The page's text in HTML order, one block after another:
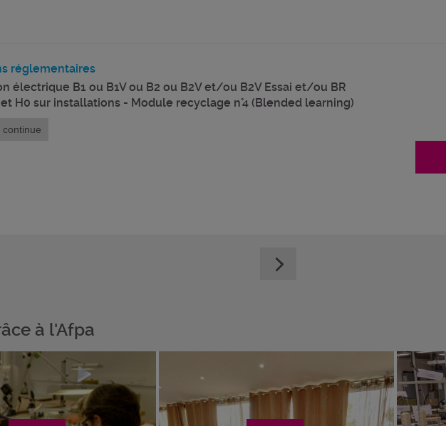
réglementaires
électrique B1 ou B1V ou B2 ou B2V et/ou B2V Essai et/ou BR
H0 sur installations - Module recyclage n°4 (Blended learning)
continue
à l'Afpa